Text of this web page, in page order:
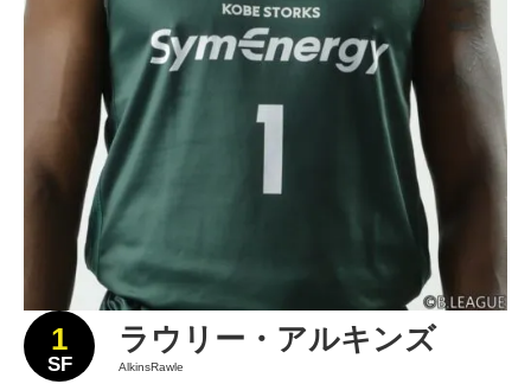
1
SF
ラウリー・アルキンズ
AlkinsRawle